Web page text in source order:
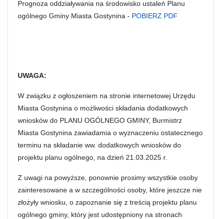
Prognoza oddziaływania na środowisko ustaleń Planu
ogólnego Gminy Miasta Gostynina - POBIERZ PDF
UWAGA:
W związku z ogłoszeniem na stronie internetowej Urzędu
Miasta Gostynina o możliwości składania dodatkowych
wniosków do PLANU OGÓLNEGO GMINY, Burmistrz
Miasta Gostynina zawiadamia o wyznaczeniu ostatecznego
terminu na składanie ww. dodatkowych wniosków do
projektu planu ogólnego, na dzień 21.03.2025 r.
Z uwagi na powyższe, ponownie prosimy wszystkie osoby
zainteresowane a w szczególności osoby, które jeszcze nie
złożyły wniosku, o zapoznanie się z treścią projektu planu
ogólnego gminy, który jest udostępniony na stronach